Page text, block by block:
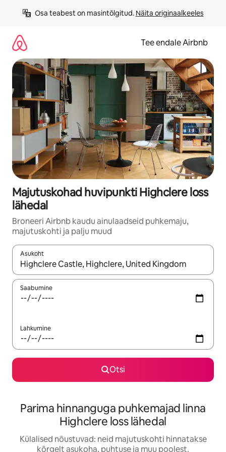
Osa teabest on masintõlgitud. Näita originaalkeeles
Tee endale Airbnb
Majutuskohad huvipunkti Highclere loss
lähedal
Broneeri Airbnb kaudu ainulaadseid puhkemaju,
majutuskohti ja palju muud
Asukoht
Kui tulemused on kuvatud, liigu ekraanil nooleklahvidega või
Saabumine
Lahkumine
Otsi
Parima hinnanguga puhkemajad linna
Highclere loss lähedal
Külalised nõustuvad: neid majutuskohti hinnatakse
kõrgelt asukoha, puhtuse ja muu poolest.